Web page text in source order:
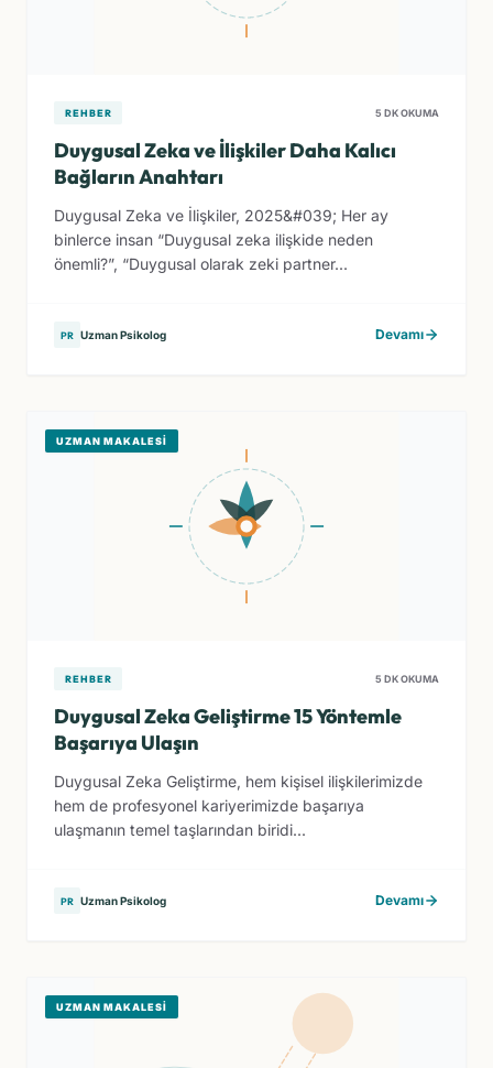
REHBER 5 DK OKUMA
Duygusal Zeka ve İlişkiler Daha Kalıcı
Bağların Anahtarı
Duygusal Zeka ve İlişkiler, 2025&#039; Her ay
binlerce insan “Duygusal zeka ilişkide neden
önemli?”, “Duygusal olarak zeki partner...
PR Uzman Psikolog Devamı
UZMAN MAKALESI
REHBER 5 DK OKUMA
Duygusal Zeka Geliştirme 15 Yöntemle
Başarıya Ulaşın
Duygusal Zeka Geliştirme, hem kişisel ilişkilerimizde
hem de profesyonel kariyerimizde başarıya
ulaşmanın temel taşlarından biridi...
PR Uzman Psikolog Devamı
UZMAN MAKALESI